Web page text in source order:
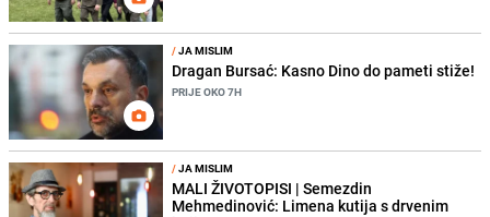
/JA MISLIM
Dragan Bursać: Kasno Dino do pameti stiže!
PRIJE OKO 7H
/JA MISLIM
MALI ŽIVOTOPISI | Semezdin
Mehmedinović: Limena kutija s drvenim